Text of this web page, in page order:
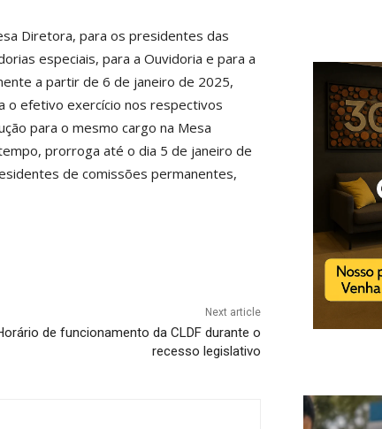
Diretora, para os presidentes das
especiais, para a Ouvidoria e para a
a partir de 6 de janeiro de 2025,
o efetivo exercício nos respectivos
para o mesmo cargo na Mesa
prorroga até o dia 5 de janeiro de
de comissões permanentes,
Next article
de funcionamento da CLDF durante o
recesso legislativo